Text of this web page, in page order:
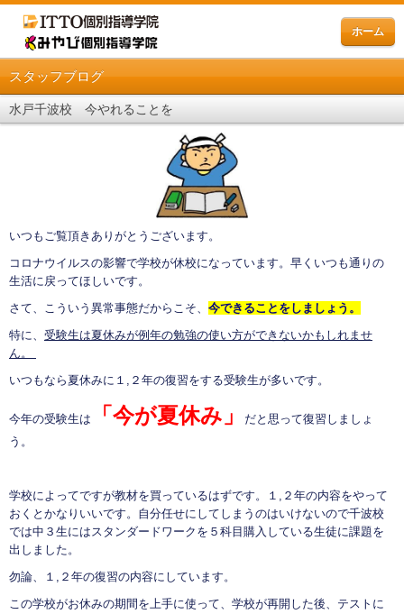
ホーム
スタッフブログ
水戸千波校 今やれることを
いつもご覧頂きありがとうございます。
コロナウイルスの影響で学校が休校になっています。早くいつも通りの
生活に戻ってほしいです。
さて、こういう異常事態だからこそ、 今できることをしましょう。
特に、 受験生は夏休みが例年の勉強の使い方ができないかもしれませ
ん。
いつもなら夏休みに１,２年の復習をする受験生が多いです。
今年の受験生は 「今が夏休み」
だと思って復習しましょ
う。
学校によってですが教材を買っているはずです。１,２年の内容をやって
おくとかなりいいです。自分任せにしてしまうのはいけないので千波校
では中３生にはスタンダードワークを５科目購入している生徒に課題を
出しました。
勿論、１,２年の復習の内容にしています。
この学校がお休みの期間を上手に使って、学校が再開した後、テストに